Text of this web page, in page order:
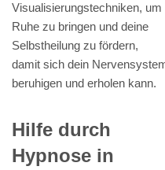
Visualisierungstechniken, um
Ruhe zu bringen und deine
Selbstheilung zu fördern,
damit sich dein
beruhigen und erholen kann.
Hilfe durch
Hypnose in